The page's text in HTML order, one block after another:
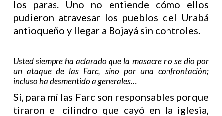
los paras. Uno no entiende cómo ellos
pudieron atravesar los pueblos del Urabá
antioqueño y llegar a Bojayá sin controles.
Usted siempre ha aclarado que la masacre no se dio por
un ataque de las Farc, sino por una confrontación;
incluso ha desmentido a generales…
Sí, para mí las Farc son responsables porque
tiraron el cilindro que cayó en la iglesia,